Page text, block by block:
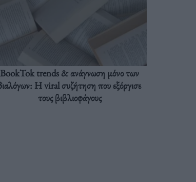
BookTok trends & ανάγνωση μόνο των
Η viral συζήτηση που εξόργισε
τους βιβλιοφάγους